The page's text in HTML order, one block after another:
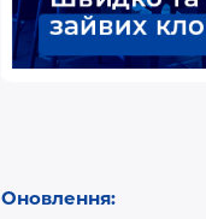
Оновлення: